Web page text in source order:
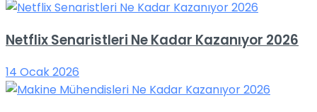
Netflix Senaristleri Ne Kadar Kazanıyor 2026
14 Ocak 2026